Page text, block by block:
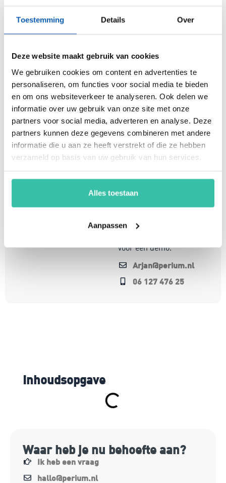
Toestemming Details Over
Deze website maakt gebruik van cookies
We gebruiken cookies om content en advertenties te
personaliseren, om functies voor social media te bieden
en om ons websiteverkeer te analyseren. Ook delen we
informatie over uw gebruik van onze site met onze
partners voor social media, adverteren en analyse. Deze
partners kunnen deze gegevens combineren met andere
informatie die u aan ze heeft verstrekt of die ze hebben
verzameld op basis van uw gebruik van hun services.
Alles toestaan
Aanpassen
weerbaarheid van je organisatie snel, eenvoudig en
betaalbaar met hét Perium platform.
Arjan Kremer
Mede-oprichter Perium
B.V.
Met een achtergrond in
risicomanagement, ICT
en een passie voor
innovatie, help ik
organisaties om
weerbaar en compliant
wereld. Mijn focus ligt
op oplossingen die écht
voor een demo.
Arjan@perium.nl
06 127 476 25
Inhoudsopgave
Waar heb je nu behoefte aan?
Ik heb een vraag
hallo@perium.nl